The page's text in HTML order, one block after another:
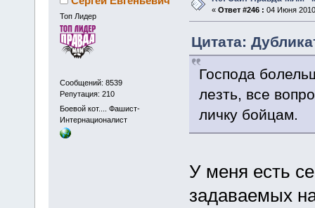
Топ Лидер
Сообщений: 8539
Репутация: 210
Боевой кот.... Фашист-
Интернационалист
« Ответ #246 : 04 Июня
Цитата:
Господа
лезть, все
личку бойцам.
У меня есть
задаваемых